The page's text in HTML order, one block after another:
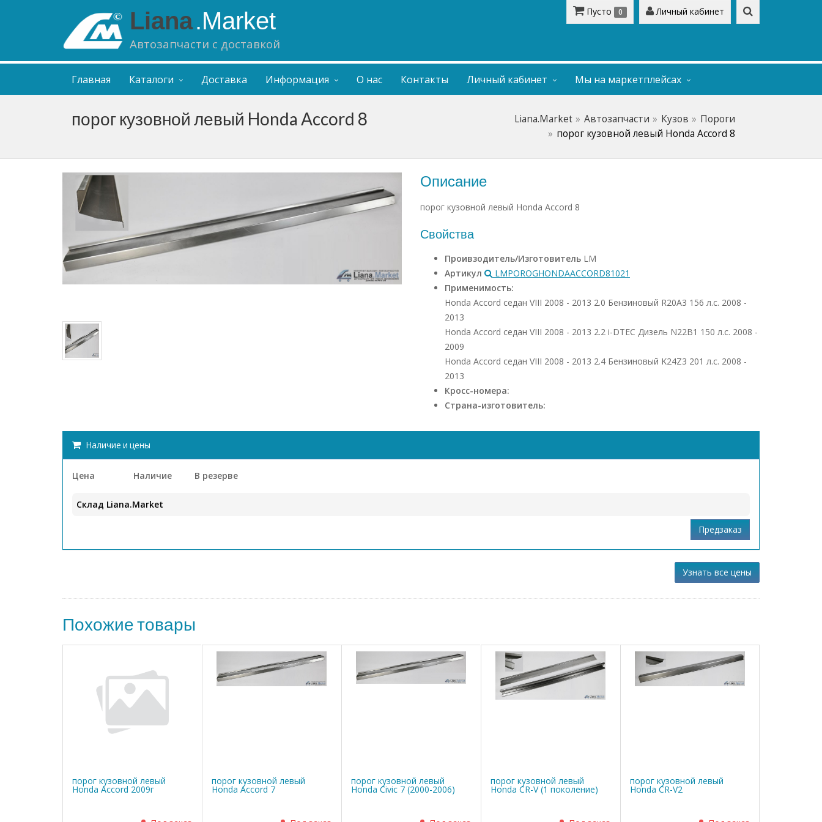
Liana.Market
Автозапчасти с доставкой
Пусто 0 Личный кабинет
Главная Каталоги Доставка Информация О нас Контакты Личный кабинет Мы на маркетплейсах
порог кузовной левый Honda Accord 8 Liana.Market Автозапчасти Кузов
Пороги
порог кузовной левый Honda Accord 8
Описание
порог кузовной левый Honda Accord 8
Свойства
Проивзодитель/Изготовитель LM
Артикул
LMPOROGHONDAACCORD81021
Применимость:
Honda Accord седан VIII 2008 - 2013 2.0 Бензиновый R20A3 156 л.с. 2008 -
2013
Honda Accord седан VIII 2008 - 2013 2.2 i-DTEC Дизель N22B1 150 л.с. 2008 -
2009
Honda Accord седан VIII 2008 - 2013 2.4 Бензиновый K24Z3 201 л.с. 2008 -
2013
Кросс-номера:
Страна-изготовитель:
Наличие и цены
Цена Наличие В резерве
Склад Liana.Market
Узнать все цены
Похожие товары
порог кузовной левый
Honda Accord 2009г
порог кузовной левый
Honda Accord 7
порог кузовной левый
Honda Civic 7 (2000-2006)
порог кузовной левый
Honda CR-V (1 поколение)
порог кузовной левый
Honda CR-V2